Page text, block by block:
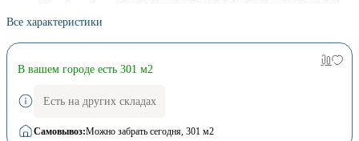
Все характеристики
В вашем городе есть 301 м2
Есть на других складах
Самовывоз:Можно забрать сегодня, 301 м2